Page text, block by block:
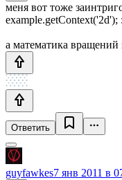
меня вот тоже
example.getContext('2d');
а математика вращений
Ответить
guyfawkes7 янв 2011 в